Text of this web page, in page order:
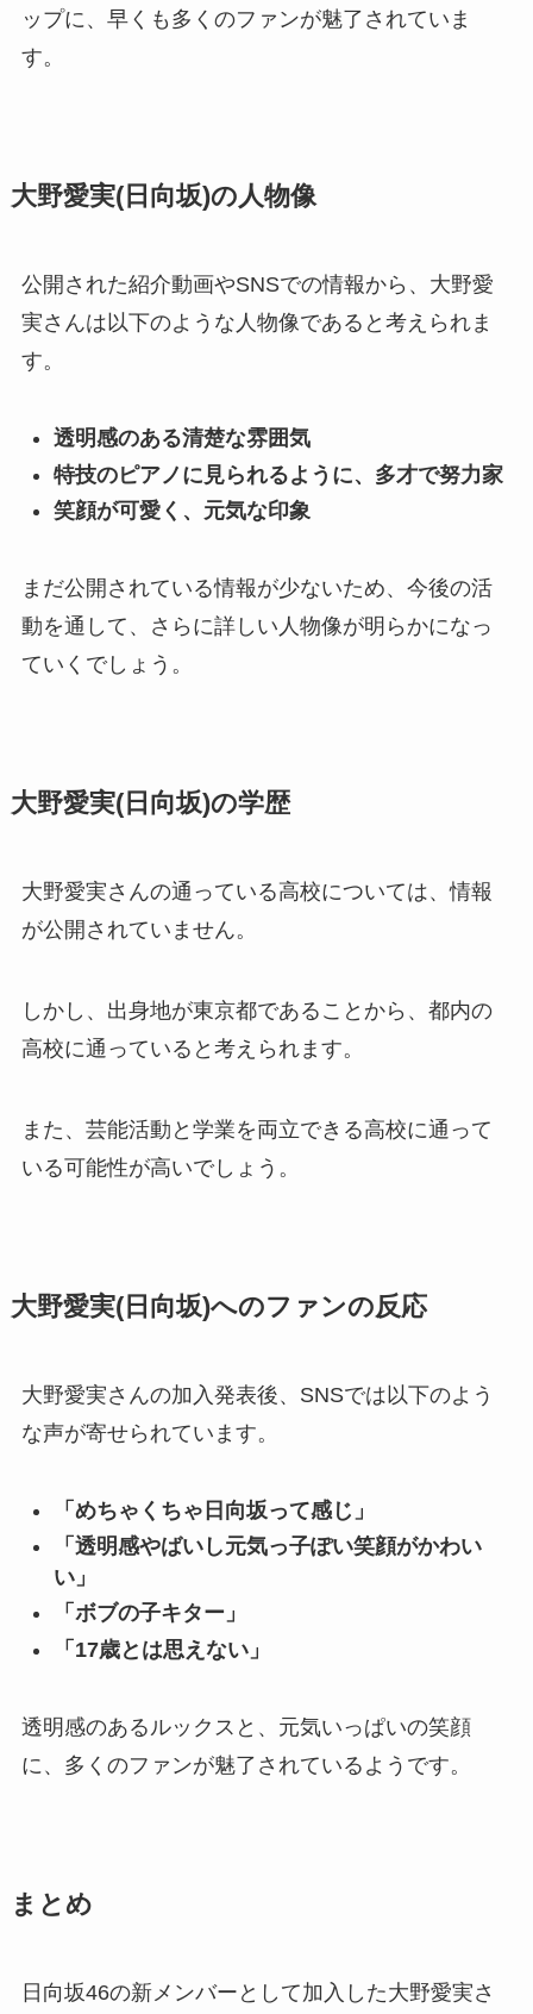
ップに、早くも多くのファンが魅了されていま
す。
大野愛実(日向坂)の人物像
公開された紹介動画やSNSでの情報から、大野愛
実さんは以下のような人物像であると考えられま
す。
透明感のある清楚な雰囲気
特技のピアノに見られるように、多才で努力家
笑顔が可愛く、元気な印象
まだ公開されている情報が少ないため、今後の活
動を通して、さらに詳しい人物像が明らかになっ
ていくでしょう。
大野愛実(日向坂)の学歴
大野愛実さんの通っている高校については、情報
が公開されていません。
しかし、出身地が東京都であることから、都内の
高校に通っていると考えられます。
また、芸能活動と学業を両立できる高校に通って
いる可能性が高いでしょう。
大野愛実(日向坂)へのファンの反応
大野愛実さんの加入発表後、SNSでは以下のよう
な声が寄せられています。
「めちゃくちゃ日向坂って感じ」
「透明感やばいし元気っ子ぽい笑顔がかわい
い」
「ボブの子キター」
「17歳とは思えない」
透明感のあるルックスと、元気いっぱいの笑顔
に、多くのファンが魅了されているようです。
まとめ
日向坂46の新メンバーとして加入した大野愛実さ